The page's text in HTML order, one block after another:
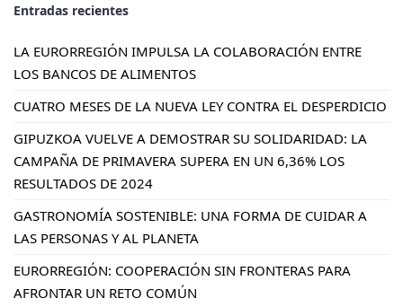
Entradas recientes
LA EURORREGIÓN IMPULSA LA COLABORACIÓN ENTRE
LOS BANCOS DE ALIMENTOS
CUATRO MESES DE LA NUEVA LEY CONTRA EL DESPERDICIO
GIPUZKOA VUELVE A DEMOSTRAR SU SOLIDARIDAD: LA
CAMPAÑA DE PRIMAVERA SUPERA EN UN 6,36% LOS
RESULTADOS DE 2024
GASTRONOMÍA SOSTENIBLE: UNA FORMA DE CUIDAR A
LAS PERSONAS Y AL PLANETA
EURORREGIÓN: COOPERACIÓN SIN FRONTERAS PARA
AFRONTAR UN RETO COMÚN